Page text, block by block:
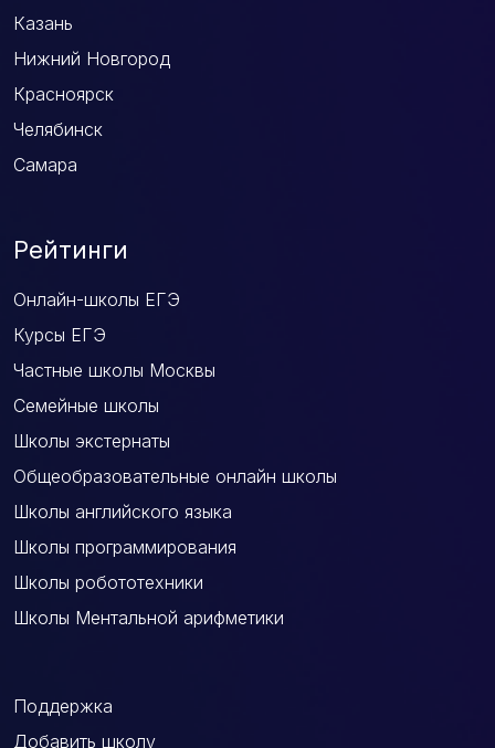
Казань
Нижний Новгород
Красноярск
Челябинск
Самара
Рейтинги
Онлайн-школы ЕГЭ
Курсы ЕГЭ
Частные школы Москвы
Семейные школы
Школы экстернаты
Общеобразовательные онлайн школы
Школы английского языка
Школы программирования
Школы робототехники
Школы Ментальной арифметики
Поддержка
Добавить школу